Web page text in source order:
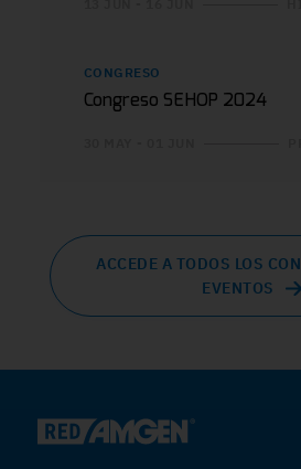
CONGRESO
Congreso SEHOP 2024
ACCEDE A TODOS LOS
EVENTOS